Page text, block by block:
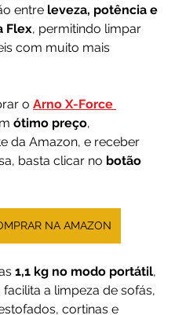
entre leveza, potência e
Flex, permitindo limpar
com muito mais
o Arno X-Force
ótimo preço,
da Amazon, e receber
basta clicar no botão
NA AMAZON
1,1 kg no modo portátil,
a limpeza de sofás,
cortinas e